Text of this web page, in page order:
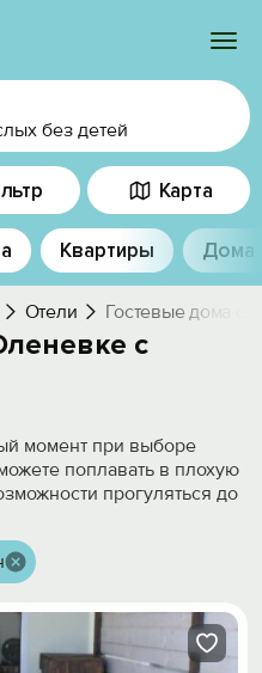
без детей
Карта
Квартиры Дома
Отели Гостевые дома с
с
момент при выборе
поплавать в плохую
прогуляться до